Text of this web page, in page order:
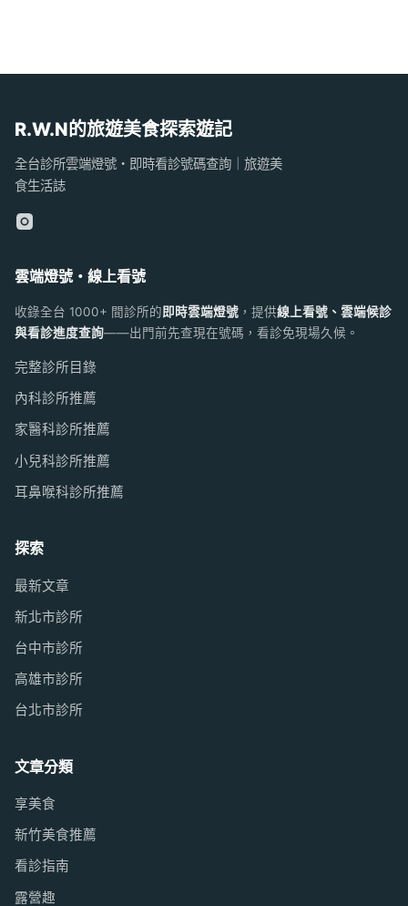
R.W.N的旅遊美食探索遊記
全台診所雲端燈號・即時看診號碼查詢｜旅遊美
食生活誌
雲端燈號・線上看號
收錄全台 1000+ 間診所的 即時雲端燈號 ，提供線上看號、雲端候診
與看診進度查詢——出門前先查現在號碼，看診免現場久候。
完整診所目錄
內科診所推薦
家醫科診所推薦
小兒科診所推薦
耳鼻喉科診所推薦
探索
最新文章
新北市診所
台中市診所
高雄市診所
台北市診所
文章分類
享美食
新竹美食推薦
看診指南
露營趣